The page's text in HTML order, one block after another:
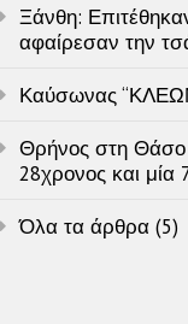
Ξάνθη:
αφαίρεσαν την
Καύσωνας
Θρήνος στη Θάσο
28χρονος και μία
Όλα τα άρθρα (5)